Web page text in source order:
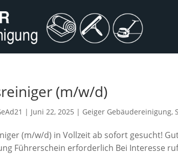
(m/w/d)
| Juni 22, 2025 | Geiger Gebäudereinigung,
(m/w/d) in Vollzeit ab sofort gesucht!
Führerschein erforderlich Bei Interesse